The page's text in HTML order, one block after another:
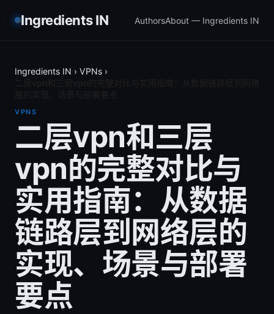
Ingredients IN AuthorsAbout — Ingredients IN
Ingredients IN › VPNs ›
VPNS
二层vpn和三层
vpn的完整对比与
实用指南：从数据
链路层到网络层的
实现、场景与部署
要点